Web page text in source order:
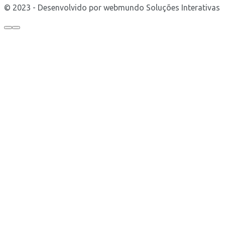
© 2023 - Desenvolvido por webmundo Soluções Interativas